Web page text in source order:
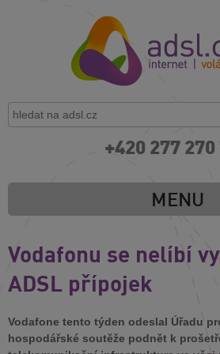
+420 277 270
MENU
Vodafonu se nelíbí
ADSL přípojek
Vodafone tento týden odeslal Úřadu
hospodářské soutěže podnět k